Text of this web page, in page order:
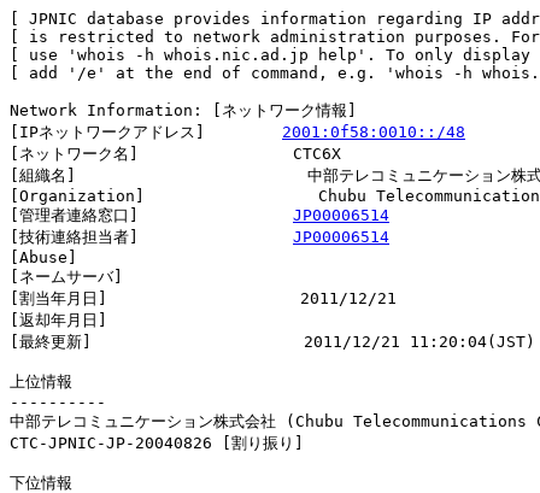
[ JPNIC database provides information regarding IP
[ is restricted to network administration purposes.
[ use 'whois -h whois.nic.ad.jp help'. To only
[ add '/e' at the end of command, e.g. 'whois -h
Network Information: [ネットワーク情報]
[IPネットワークアドレス] 2001:0f58:0010::/48
[ネットワーク名]                CTC6X
[組織名]                        中部テレコミュニケーション株式
[Organization]                  Chubu
[管理者連絡窓口] JP00006514
[技術連絡担当者] JP00006514
[Abuse]
[ネームサーバ]
[割当年月日]                    2011/12/21
[返却年月日]
[最終更新]                      2011/12/21 11:20:04(JST)
上位情報
----------
中部テレコミュニケーション株式会社 (Chubu
CTC-JPNIC-JP-20040826 [割り
下位情報